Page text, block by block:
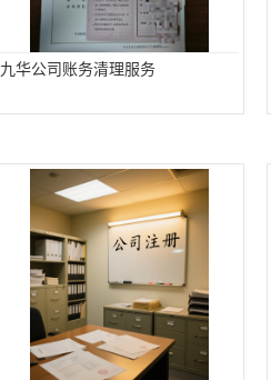
九华公司账务清理服务